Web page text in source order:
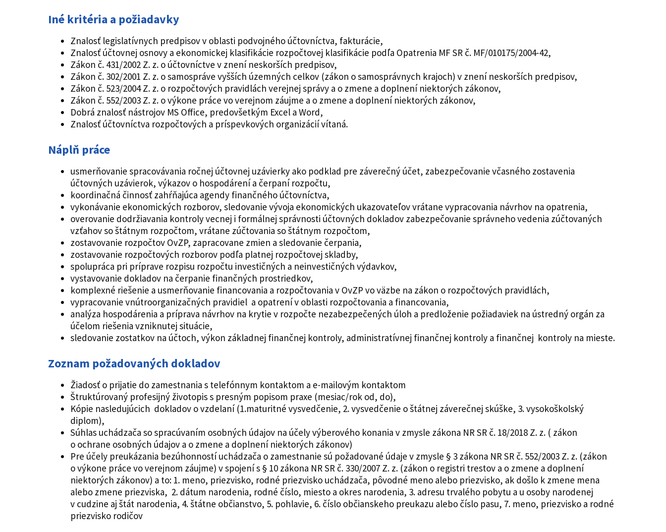
Iné kritéria a požiadavky
Znalosť legislatívnych predpisov v oblasti podvojného účtovníctva, fakturácie,
Znalosť účtovnej osnovy a ekonomickej klasifikácie rozpočtovej klasifikácie podľa Opatrenia MF SR č. MF/010175/2004-42,
Zákon č. 431/2002 Z. z. o účtovníctve v znení neskorších predpisov,
Zákon č. 302/2001 Z. z. o samospráve vyšších územných celkov (zákon o samosprávnych krajoch) v znení neskorších predpisov,
Zákon č. 523/2004 Z. z. o rozpočtových pravidlách verejnej správy a o zmene a doplnení niektorých zákonov,
Zákon č. 552/2003 Z. z. o výkone práce vo verejnom záujme a o zmene a doplnení niektorých zákonov,
Dobrá znalosť nástrojov MS Office, predovšetkým Excel a Word,
Znalosť účtovníctva rozpočtových a príspevkových organizácií vítaná.
Náplň práce
usmerňovanie spracovávania ročnej účtovnej uzávierky ako podklad pre záverečný účet, zabezpečovanie včasného zostavenia
účtovných uzávierok, výkazov o hospodárení a čerpaní rozpočtu,
koordinačná činnosť zahŕňajúca agendy finančného účtovníctva,
vykonávanie ekonomických rozborov, sledovanie vývoja ekonomických ukazovateľov vrátane vypracovania návrhov na opatrenia,
overovanie dodržiavania kontroly vecnej i formálnej správnosti účtovných dokladov zabezpečovanie správneho vedenia zúčtovaných
vzťahov so štátnym rozpočtom, vrátane zúčtovania so štátnym rozpočtom,
zostavovanie rozpočtov OvZP, zapracovane zmien a sledovanie čerpania,
zostavovanie rozpočtových rozborov podľa platnej rozpočtovej skladby,
spolupráca pri príprave rozpisu rozpočtu investičných a neinvestičných výdavkov,
vystavovanie dokladov na čerpanie finančných prostriedkov,
komplexné riešenie a usmerňovanie financovania a rozpočtovania v OvZP vo väzbe na zákon o rozpočtových pravidlách,
vypracovanie vnútroorganizačných pravidiel a opatrení v oblasti rozpočtovania a financovania,
analýza hospodárenia a príprava návrhov na krytie v rozpočte nezabezpečených úloh a predloženie požiadaviek na ústredný orgán za
účelom riešenia vzniknutej situácie,
sledovanie zostatkov na účtoch, výkon základnej finančnej kontroly, administratívnej finančnej kontroly a finančnej kontroly na mieste.
Zoznam požadovaných dokladov
Žiadosť o prijatie do zamestnania s telefónnym kontaktom a e-mailovým kontaktom
Štruktúrovaný profesijný životopis s presným popisom praxe (mesiac/rok od, do),
Kópie nasledujúcich dokladov o vzdelaní (1.maturitné vysvedčenie, 2. vysvedčenie o štátnej záverečnej skúške, 3. vysokoškolský
diplom),
Súhlas uchádzača so spracúvaním osobných údajov na účely výberového konania v zmysle zákona NR SR č. 18/2018 Z. z. ( zákon
o ochrane osobných údajov a o zmene a doplnení niektorých zákonov)
Pre účely preukázania bezúhonností uchádzača o zamestnanie sú požadované údaje v zmysle § 3 zákona NR SR č. 552/2003 Z. z. (zákon
o výkone práce vo verejnom záujme) v spojení s § 10 zákona NR SR č. 330/2007 Z. z. (zákon o registri trestov a o zmene a doplnení
niektorých zákonov) a to: 1. meno, priezvisko, rodné priezvisko uchádzača, pôvodné meno alebo priezvisko, ak došlo k zmene mena
alebo zmene priezviska, 2. dátum narodenia, rodné číslo, miesto a okres narodenia, 3. adresu trvalého pobytu a u osoby narodenej
v cudzine aj štát narodenia, 4. štátne občianstvo, 5. pohlavie, 6. číslo občianskeho preukazu alebo číslo pasu, 7. meno, priezvisko a rodné
priezvisko rodičov